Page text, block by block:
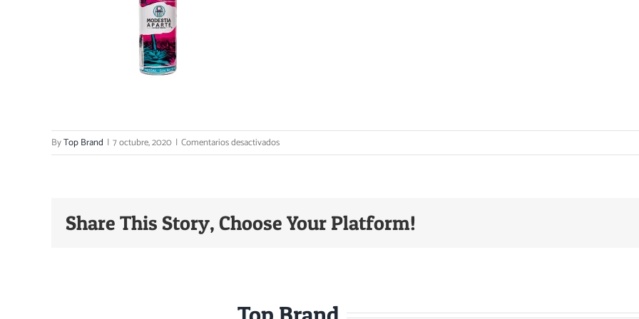
ByTop Brand | 7 octubre, 2020 | Comentarios desactivadosen
Mezcal
ml
Share This Story, Choose Your Platform!